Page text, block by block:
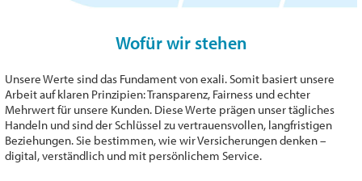
Wofür wir stehen
Unsere Werte sind das Fundament von exali. Somit basiert unsere
Arbeit auf klaren Prinzipien: Transparenz, Fairness und echter
Mehrwert für unsere Kunden. Diese Werte prägen unser tägliches
Handeln und sind der Schlüssel zu vertrauensvollen, langfristigen
Beziehungen. Sie bestimmen, wie wir Versicherungen denken –
digital, verständlich und mit persönlichem Service.